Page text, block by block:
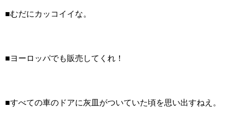
■むだにカッコイイな。
■ヨーロッパでも販売してくれ！
■すべての車のドアに灰皿がついていた頃を思い出すねえ。